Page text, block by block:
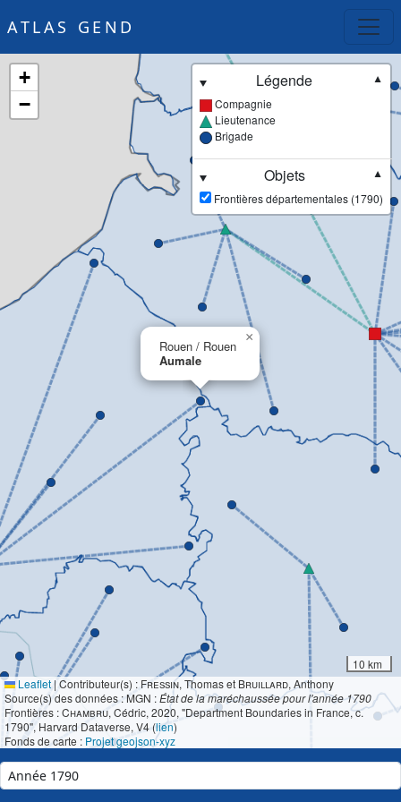
ATLAS GEND
Rouen / Rouen
Aumale
×
+
−
Légende
▼
Compagnie
Lieutenance
Brigade
Objets
▼
Frontières départementales (1790)
10 km
Leaflet | Contributeur(s) : Fressin, Thomas et Bruillard, Anthony
Source(s) des données : MGN :État de la maréchaussée pour l'année 1790
Frontières :Chambru, Cédric, 2020, "Department Boundaries in France, c.
1790", Harvard Dataverse, V4 (lien)
Fonds de carte : Projet geojson-xyz